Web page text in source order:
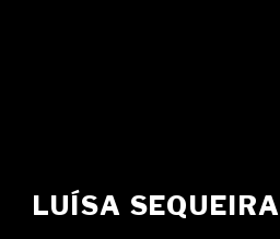
LUÍSA SEQUEIRA